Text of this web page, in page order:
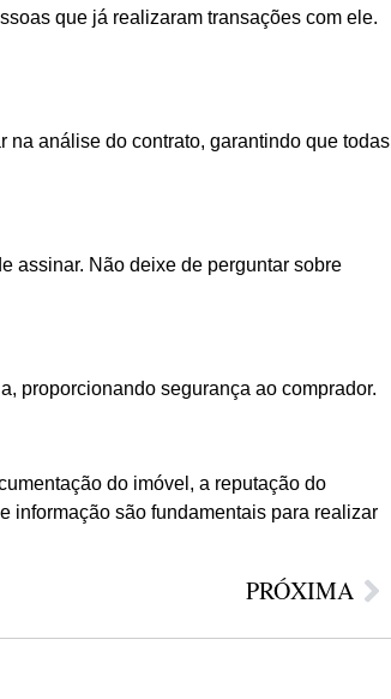
que já realizaram transações com ele.
análise do contrato, garantindo que todas
assinar. Não deixe de perguntar sobre
proporcionando segurança ao comprador.
do imóvel, a reputação do
informação são fundamentais para realizar
PRÓXIMA